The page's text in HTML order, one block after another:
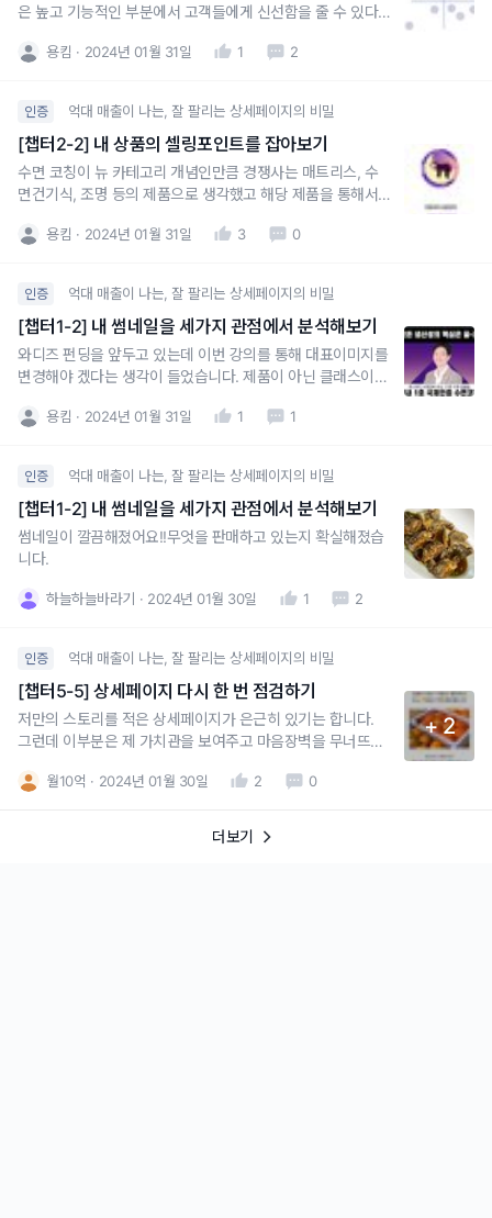
은 높고 기능적인 부분에서 고객들에게 신선함을 줄 수 있다
부분에 대한 페인포인트를 발굴하여 공감 을 줄 수 있는 스토
용킴 2024년 01월 31일 1 2
인증 억대 매출이 나는, 잘 팔리는 상세페이지의 비밀
[챕터2-2] 내 상품의 셀링포인트를 잡아보기
수면 코칭이 뉴 카테고리 개념인만큼 경쟁사는 매트리스, 수
면건기식, 조명 등의 제품으로 생각했고 해당 제품을 통해서
착안하여 수면 코칭은 보다 근본적인 수면 문제를 진단하고
용킴 2024년 01월 31일 3 0
인증 억대 매출이 나는, 잘 팔리는 상세페이지의 비밀
[챕터1-2] 내 썸네일을 세가지 관점에서 분석해보기
와디즈 펀딩을 앞두고 있는데 이번 강의를 통해 대표이미지를
변경해야 겠다는 생각이 들었습니다. 제품이 아닌 클래스이고
하여 클릭을 유도하면 어떨까 하는데요, 썸네일의 경우 펀딩
용킴 2024년 01월 31일 1 1
인증 억대 매출이 나는, 잘 팔리는 상세페이지의 비밀
[챕터1-2] 내 썸네일을 세가지 관점에서 분석해보기
썸네일이 깔끔해졌어요!!무엇을 판매하고 있는지 확실해졌습
니다.
하늘하늘바라기 2024년 01월 30일 1 2
인증 억대 매출이 나는, 잘 팔리는 상세페이지의 비밀
[챕터5-5] 상세페이지 다시 한 번 점검하기
저만의 스토리를 적은 상세페이지가 은근히 있기는 합니다.
그런데 이부분은 제 가치관을 보여주고 마음장벽을 무너뜨려
고민중에 있습니다.다행이 쓰면 안되는 3가지 표현은 거의 안
리한테 맡겨라 돈값 제대로 해주겠다 / 2배 환불은 진상이 있
+ 2
월10억 2024년 01월 30일 2 0
더보기